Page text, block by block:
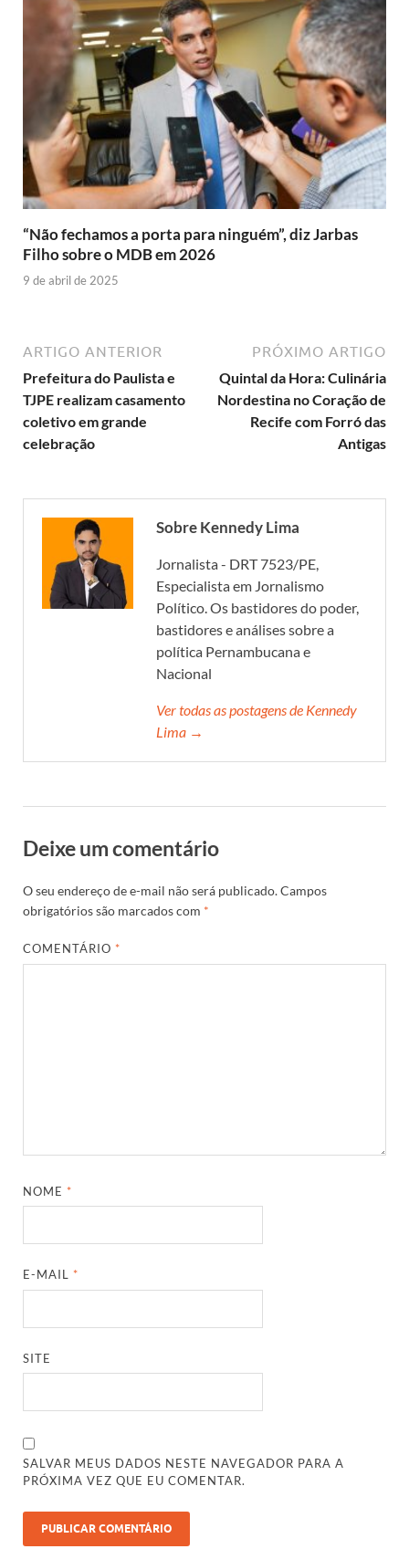
“Não fechamos a porta para ninguém”, diz Jarbas
Filho sobre o MDB em 2026
9 de abril de 2025
ARTIGO ANTERIOR
Prefeitura do Paulista e
TJPE realizam casamento
coletivo em grande
celebração
PRÓXIMO ARTIGO
Quintal da Hora: Culinária
Nordestina no Coração de
Recife com Forró das
Antigas
Sobre Kennedy Lima
Jornalista - DRT 7523/PE,
Especialista em Jornalismo
Político. Os bastidores do poder,
bastidores e análises sobre a
política Pernambucana e
Nacional
Ver todas as postagens de Kennedy
Lima →
Deixe um comentário
O seu endereço de e-mail não será publicado.Campos
obrigatórios são marcados com *
COMENTÁRIO*
NOME*
E-MAIL*
SITE
SALVAR MEUS DADOS NESTE NAVEGADOR PARA A
PRÓXIMA VEZ QUE EU COMENTAR.